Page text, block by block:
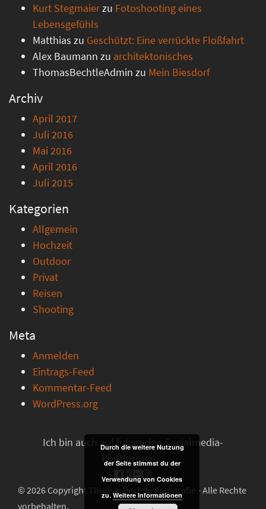
Kurt Stegmaierzu Fotoshooting eines
Lebensgefühls
Matthias zu Geschützt: Eine verrückte Floßfahrt
Alex Baumann zu architektonisches
ThomasBechtleAdmin zu Mein Biesdorf
Archiv
April 2017
Juli 2016
Mai 2016
April 2016
Juli 2015
Kategorien
Allgemein
Hochzeit
Outdoor
Privat
Reisen
Shooting
Meta
Anmelden
Eintrags-Feed
Kommentar-Feed
WordPress.org
Ich bin auch auf folgenden Socialmedia-
Plattformen ...
© 2026 Copyright Thomas Bechtle Fotografie - Alle Rechte
vorbehalten.
Durch die weitere Nutzung
der Seite stimmst du der
Verwendung von Cookies
zu.Weitere Informationen